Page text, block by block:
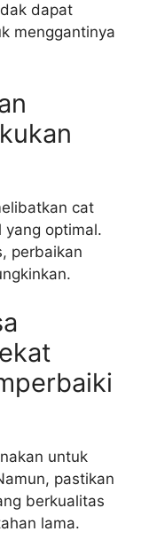
dapat
menggantinya
cat
yang optimal.
perbaikan
untuk
pastikan
berkualitas
lama.